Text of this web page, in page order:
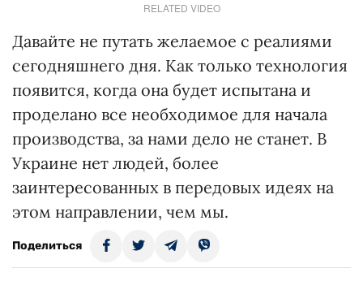
RELATED VIDEO
Давайте не путать желаемое с реалиями
сегодняшнего дня. Как только технология
появится, когда она будет испытана и
проделано все необходимое для начала
производства, за нами дело не станет. В
Украине нет людей, более
заинтересованных в передовых идеях на
этом направлении, чем мы.
Поделиться